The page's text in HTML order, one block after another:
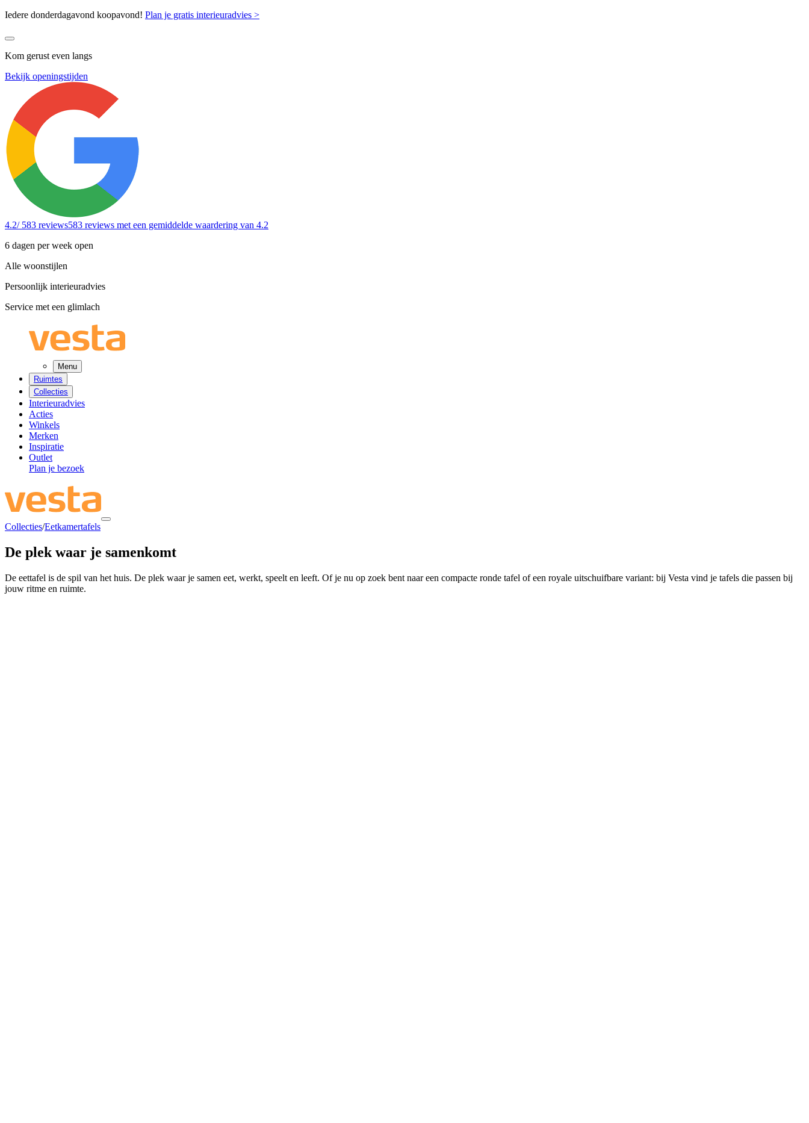
Iedere donderdagavond koopavond! Plan je gratis interieuradvies >
Kom gerust even langs
Bekijk openingstijden
4.2/ 583 reviews583 reviews met een gemiddelde waardering van 4.2
6 dagen per week open
Alle woonstijlen
Persoonlijk interieuradvies
Service met een glimlach
Menu
Ruimtes
Collecties
Interieuradvies
Acties
Winkels
Merken
Inspiratie
Outlet
Plan je bezoek
Collecties/Eetkamertafels
De plek waar je samenkomt
De eettafel is de spil van het huis. De plek waar je samen eet, werkt, speelt en leeft. Of je nu op zoek bent naar een compacte ronde tafel of een royale uitschuifbare variant: bij Vesta vind je tafels die passen bij
jouw ritme en ruimte.